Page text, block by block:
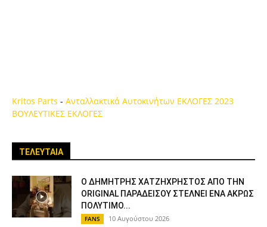
Kritos Parts - Ανταλλακτικά Αυτοκινήτων ΕΚΛΟΓΕΣ 2023
ΒΟΥΛΕΥΤΙΚΕΣ ΕΚΛΟΓΕΣ
ΤΕΛΕΥΤΑΙΑ
Ο ΔΗΜΗΤΡΗΣ ΧΑΤΖΗΧΡΗΣΤΟΣ ΑΠΟ ΤΗΝ
ORIGINAL ΠΑΡΑΔΕΙΣΟΥ ΣΤΕΛΝΕΙ ΕΝΑ ΑΚΡΩΣ
ΠΟΛΥΤΙΜΟ...
FANS 10 Αυγούστου 2026